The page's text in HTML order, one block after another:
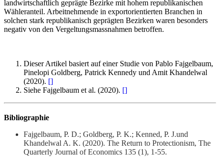
landwirtschaftlich geprägte Bezirke mit hohem republikanischen
Wähleranteil. Arbeitnehmende in exportorientierten Branchen in
solchen stark republikanisch geprägten Bezirken waren besonders
negativ von den Vergeltungsmassnahmen betroffen.
Dieser Artikel basiert auf einer Studie von Pablo Fajgelbaum,
Pinelopi Goldberg, Patrick Kennedy und Amit Khandelwal
(2020). []
Siehe Fajgelbaum et al. (2020). []
Bibliographie
Fajgelbaum, P. D.; Goldberg, P. K.; Kenned, P. J.und
Khandelwal A. K. (2020). The Return to Protectionism, The
Quarterly Journal of Economics 135 (1), 1-55.